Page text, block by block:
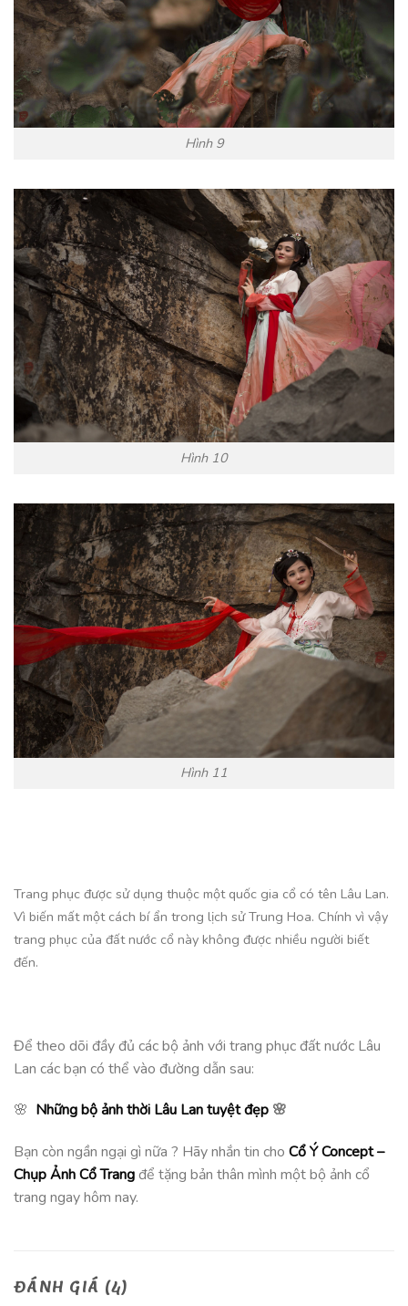
Hình 9
Hình 10
Hình 11
Trang phục được sử dụng thuộc một quốc gia cổ có tên Lâu Lan.
Vì biến mất một cách bí ẩn trong lịch sử Trung Hoa. Chính vì vậy
trang phục của đất nước cổ này không được nhiều người biết
đến.
Để theo dõi đầy đủ các bộ ảnh với trang phục đất nước Lâu
Lan các bạn có thể vào đường dẫn sau:
🌸 Những bộ ảnh thời Lâu Lan tuyệt đẹp 🌸
Bạn còn ngần ngại gì nữa ? Hãy nhắn tin cho Cổ Ý Concept –
Chụp Ảnh Cổ Trangđể tặng bản thân mình một bộ ảnh cổ
trang ngay hôm nay.
ĐÁNH GIÁ (4)